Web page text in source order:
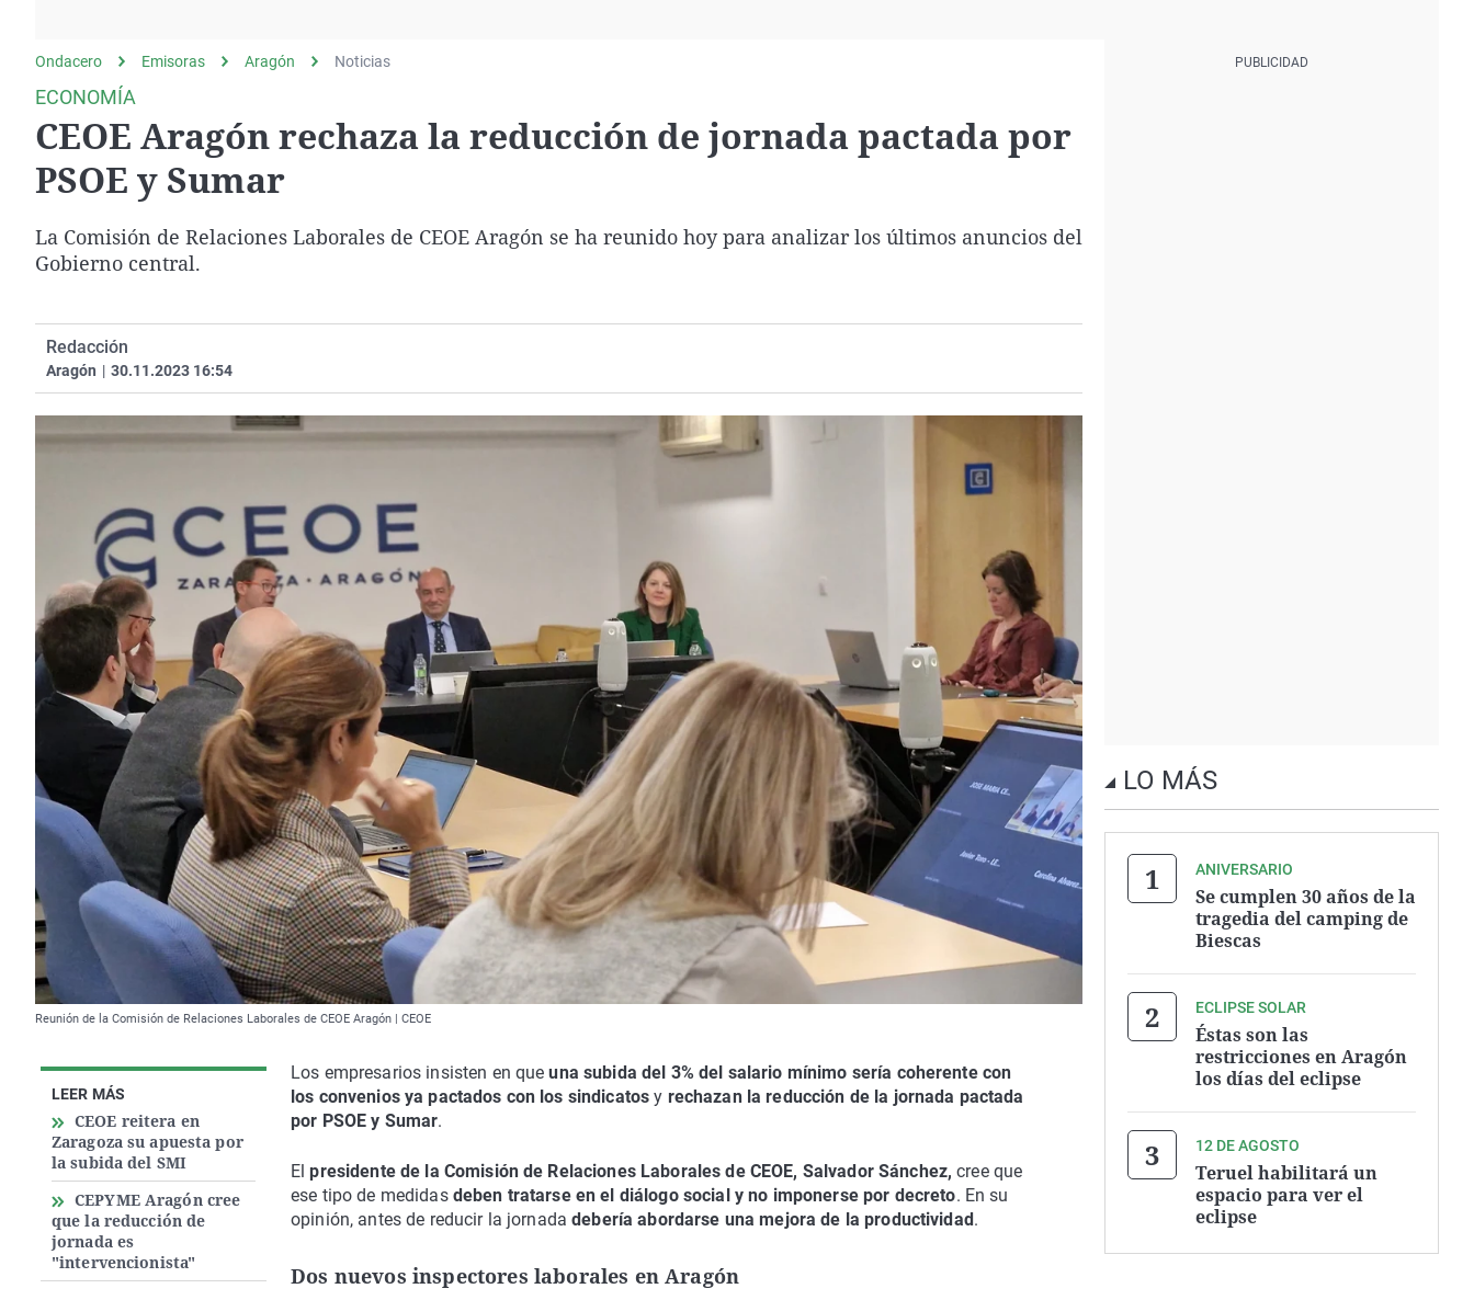
Operación Viuda
Negra
Navarra
Ondacero Emisoras Aragón Noticias
ECONOMÍA
CEOE Aragón rechaza la reducción de jornada pactada por
PSOE y Sumar
La Comisión de Relaciones Laborales de CEOE Aragón se ha reunido hoy para analizar los últimos anuncios del
Gobierno central.
Redacción
Aragón | 30.11.2023 16:54
Reunión de la Comisión de Relaciones Laborales de CEOE Aragón | CEOE
LEER MÁS
CEOE reitera en
Zaragoza su apuesta por
la subida del SMI
CEPYME Aragón cree
que la reducción de
jornada es
"intervencionista"
Los empresarios insisten en queuna subida del 3% del salario mínimo sería coherente con
los convenios ya pactados con los sindicatosy rechazan la reducción de la jornada pactada
por PSOE y Sumar.
Elpresidente de la Comisión de Relaciones Laborales de CEOE, Salvador Sánchez, cree que
ese tipo de medidas deben tratarse en el diálogo social y no imponerse por decreto. En su
opinión, antes de reducir la jornadadebería abordarse una mejora de la productividad .
Dos nuevos inspectores laborales en Aragón
LO MÁS
ANIVERSARIO
Se cumplen 30 años de la
tragedia del camping de
Biescas
ECLIPSE SOLAR
Éstas son las
restricciones en Aragón
los días del eclipse
12 DE AGOSTO
Teruel habilitará un
espacio para ver el
eclipse